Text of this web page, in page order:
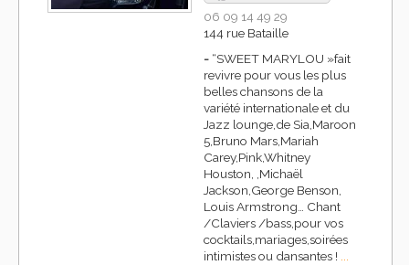
06 09 14 49 29
144 rue Bataille
- “SWEET MARYLOU »fait
revivre pour vous les plus
belles chansons de la
variété internationale et du
Jazz lounge,de Sia,Maroon
5,Bruno Mars,Mariah
Carey,Pink,Whitney
Houston, ,Michaël
Jackson,George Benson,
Louis Armstrong… Chant
/Claviers /bass,pour vos
cocktails,mariages,soirées
intimistes ou dansantes ! ...